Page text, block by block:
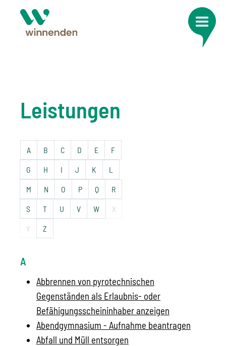
Leistungen
A B C D E F
G H I J K L
M N O P Q R
S T U V W X
Y Z
A
Abbrennen von pyrotechnischen
Gegenständen als Erlaubnis- oder
Befähigungsscheininhaber anzeigen
Abendgymnasium - Aufnahme beantragen
Abfall und Müll entsorgen